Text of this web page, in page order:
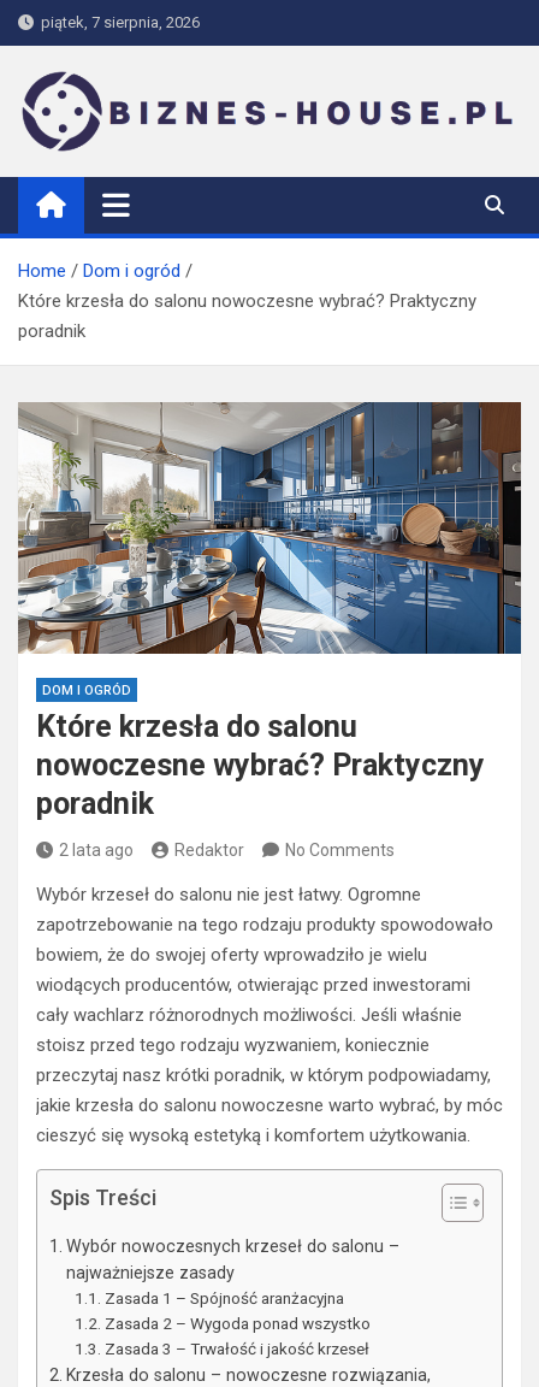
Skip
to
content
piątek, 7 sierpnia, 2026
biznes-house.pl
Home
Dom i ogród
Które krzesła do salonu nowoczesne wybrać? Praktyczny
poradnik
DOM I OGRÓD
Które krzesła do salonu
nowoczesne wybrać? Praktyczny
poradnik
2 lata ago Redaktor No Comments
Wybór krzeseł do salonu nie jest łatwy. Ogromne
zapotrzebowanie na tego rodzaju produkty spowodowało
bowiem, że do swojej oferty wprowadziło je wielu
wiodących producentów, otwierając przed inwestorami
cały wachlarz różnorodnych możliwości. Jeśli właśnie
stoisz przed tego rodzaju wyzwaniem, koniecznie
przeczytaj nasz krótki poradnik, w którym podpowiadamy,
jakie krzesła do salonu nowoczesne warto wybrać, by móc
cieszyć się wysoką estetyką i komfortem użytkowania.
Spis Treści
Wybór nowoczesnych krzeseł do salonu –
najważniejsze zasady
Zasada 1 – Spójność aranżacyjna
Zasada 2 – Wygoda ponad wszystko
Zasada 3 – Trwałość i jakość krzeseł
Krzesła do salonu – nowoczesne rozwiązania,